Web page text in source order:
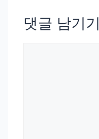
댓글 남기기